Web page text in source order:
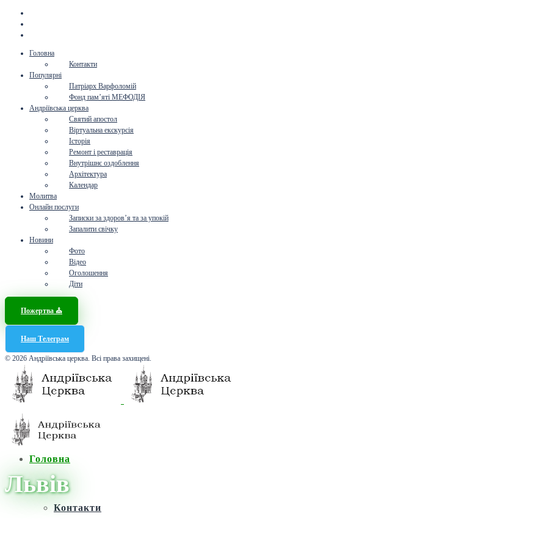
Головна
Контакти
Популярні
Патріарх Варфоломій
Фонд пам’яті МЕФОДІЯ
Андріївська церква
Святий апостол
Віртуальна екскурсія
Історія
Ремонт і реставрація
Внутрішнє оздоблення
Архітектура
Календар
Молитва
Онлайн послуги
Записки за здоров’я та за упокій
Запалити свічку
Новини
Фото
Відео
Оголошення
Діти
Пожертва ⛪️
Наш Телеграм
© 2026 Андріївська церква. Всі права захищені.
Головна
Контакти
Львів